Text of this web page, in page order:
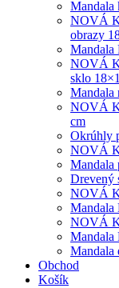
Mandala
NOVÁ
obrazy
Mandala
NOVÁ
sklo
Mandala
NOVÁ
cm
Okrúhly
NOVÁ
Mandala
Drevený
NOVÁ
Mandala
NOVÁ
Mandala
Mandala
Obchod
Košík